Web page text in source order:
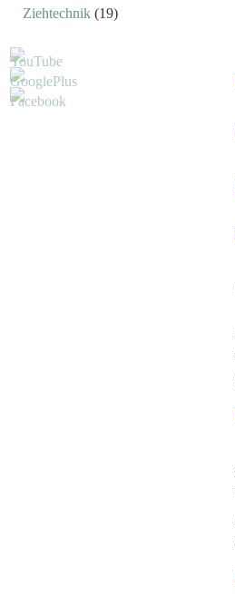
Ziehtechnik (19)